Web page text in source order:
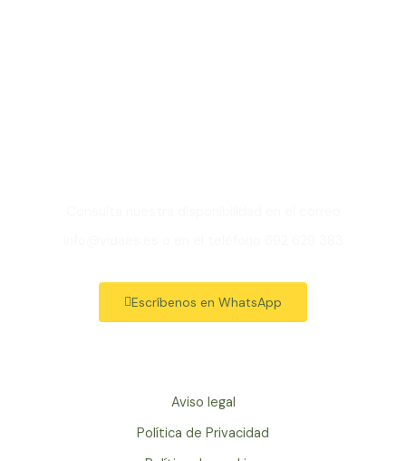
Escríbenos en WhatsApp
Aviso legal
Política de Privacidad